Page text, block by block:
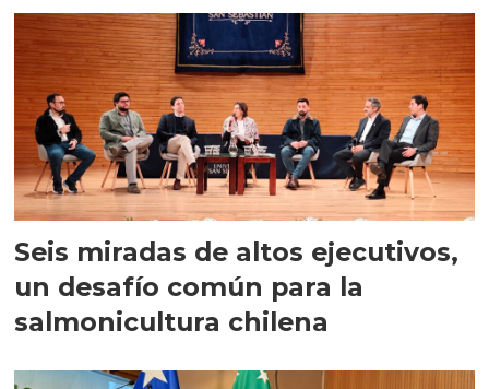
Seis miradas de altos ejecutivos,
un desafío común para la
salmonicultura chilena